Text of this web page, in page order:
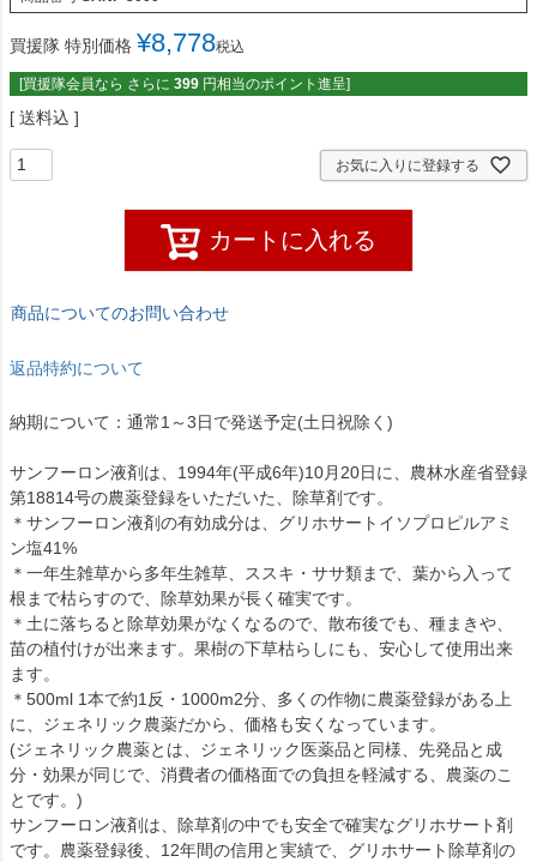
買援隊 特別価格 ¥8,778税込
[買援隊会員なら さらに 399 円相当のポイント進呈]
送料込
お気に入りに登録する
カートに入れる
商品についてのお問い合わせ
返品特約について
納期について：通常1～3日で発送予定(土日祝除く)
サンフーロン液剤は、1994年(平成6年)10月20日に、農林水産省登録
第18814号の農薬登録をいただいた、除草剤です。
＊サンフーロン液剤の有効成分は、グリホサートイソプロピルアミ
ン塩41%
＊一年生雑草から多年生雑草、ススキ・ササ類まで、葉から入って
根まで枯らすので、除草効果が長く確実です。
＊土に落ちると除草効果がなくなるので、散布後でも、種まきや、
苗の植付けが出来ます。果樹の下草枯らしにも、安心して使用出来
ます。
＊500ml 1本で約1反・1000m2分、多くの作物に農薬登録がある上
に、ジェネリック農薬だから、価格も安くなっています。
(ジェネリック農薬とは、ジェネリック医薬品と同様、先発品と成
分・効果が同じで、消費者の価格面での負担を軽減する、農薬のこ
とです。)
サンフーロン液剤は、除草剤の中でも安全で確実なグリホサート剤
です。農薬登録後、12年間の信用と実績で、グリホサート除草剤の